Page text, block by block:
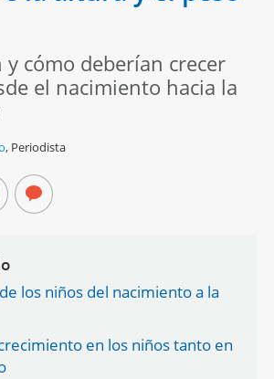
y cómo deberían crecer
el nacimiento hacia la
, Periodista
los niños del nacimiento a la
en los niños tanto en